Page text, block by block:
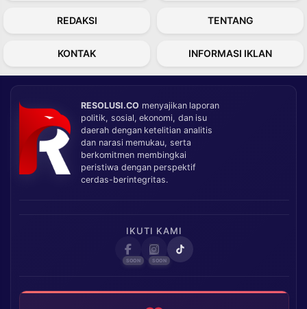
REDAKSI TENTANG
KONTAK INFORMASI IKLAN
RESOLUSI.CO menyajikan laporan
politik, sosial, ekonomi, dan isu
daerah dengan ketelitian analitis
dan narasi memukau, serta
berkomitmen membingkai
peristiwa dengan perspektif
cerdas-berintegritas.
IKUTI KAMI